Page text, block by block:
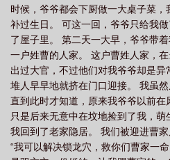
时候，爷爷都会下厨做一大桌子菜
补过生日。 可这一回，爷爷只给我
了屋子里。 第二天一大早，爷爷带
一户姓曹的人家。 这户曹姓人家，
出过大官，不过他们对我爷爷却是
堆人早早地就挤在门口迎接。 我虽
直到此时才知道，原来我爷爷以前在
只是后来无意中在坟地捡到了我，
我回到了老家隐居。 我们被迎进曹
“我可以解决锁龙穴，救你们曹家一